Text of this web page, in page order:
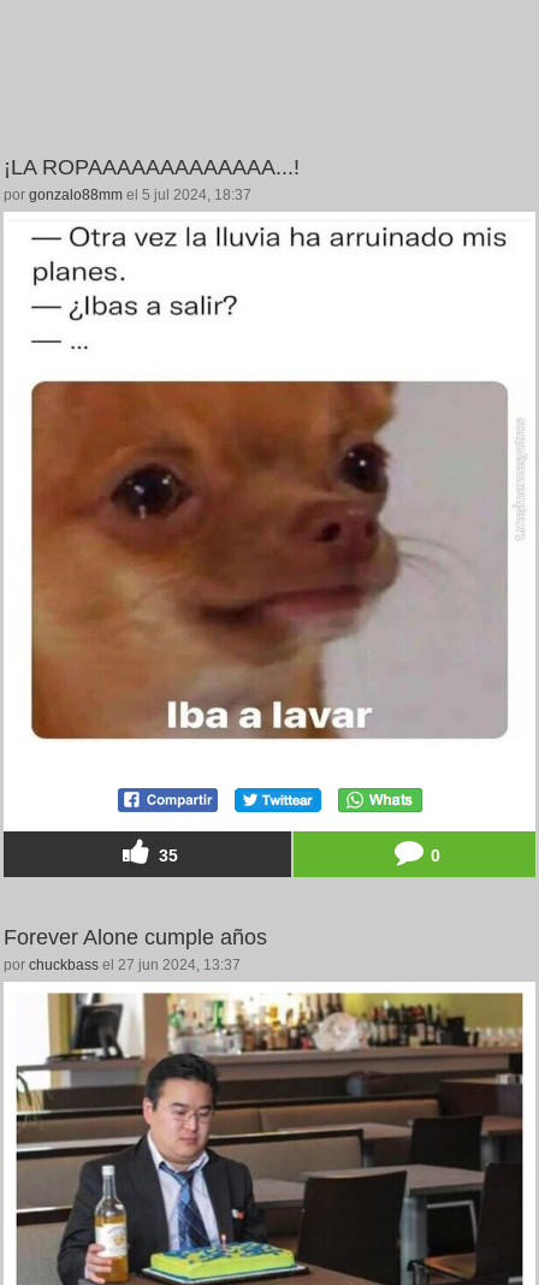
¡LA ROPAAAAAAAAAAAAA...!
por gonzalo88mm el 5 jul 2024, 18:37
35 0
Forever Alone cumple años
por chuckbass el 27 jun 2024, 13:37